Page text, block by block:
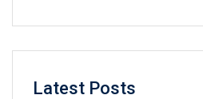
Latest Posts